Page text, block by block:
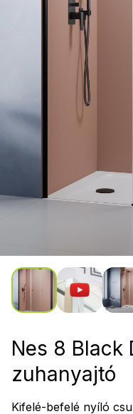
Nes 8 Black
zuhanyajtó
Kifelé-befelé nyíló